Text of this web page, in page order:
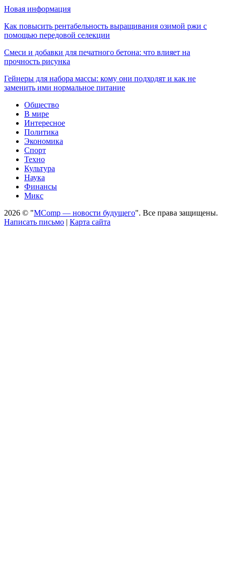
Новая информация
Как повысить рентабельность выращивания озимой ржи с
помощью передовой селекции
Смеси и добавки для печатного бетона: что влияет на
прочность рисунка
Гейнеры для набора массы: кому они подходят и как не
заменить ими нормальное питание
Общество
В мире
Интересное
Политика
Экономика
Спорт
Техно
Культура
Наука
Финансы
Микс
2026 © "MComp — новости будущего". Все права защищены.
Написать письмо | Карта сайта